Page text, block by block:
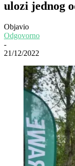
ulozi jednog
Objavio
Odgovorno
-
21/12/2022